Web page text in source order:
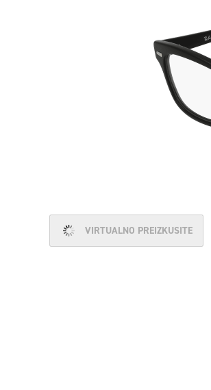
VIRTUALNO PREIZKUSITE